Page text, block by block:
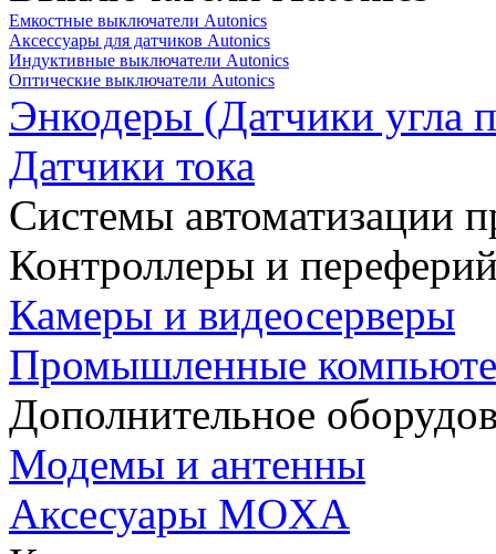
Емкостные выключатели Autonics
Аксессуары для датчиков Autonics
Индуктивные выключатели Autonics
Оптические выключатели Autonics
Энкодеры (Датчики угла
Датчики тока
Системы автоматизации
Контроллеры и
Камеры и видеосерверы
Промышленные
Дополнительное
Модемы и антенны
Аксесуары MOXA